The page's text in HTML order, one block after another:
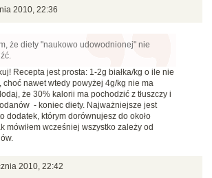
2010, 22:36
że diety "naukowo udowodnionej" nie
Recepta jest prosta: 1-2g białka/kg o ile nie
choć nawet wtedy powyżej 4g/kg nie ma
że 30% kalorii ma pochodzić z tłuszczy i
- koniec diety. Najważniejsze jest
dodatek, którym dorównujesz do około
mówiłem wcześniej wszystko zależy od
2010, 22:42